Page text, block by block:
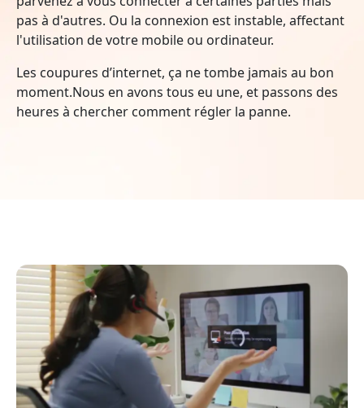
pas à d'autres. Ou la connexion est instable, affectant
l'utilisation de votre mobile ou ordinateur.
Les coupures d’internet, ça ne tombe jamais au bon
moment.Nous en avons tous eu une, et passons des
heures à chercher comment régler la panne.